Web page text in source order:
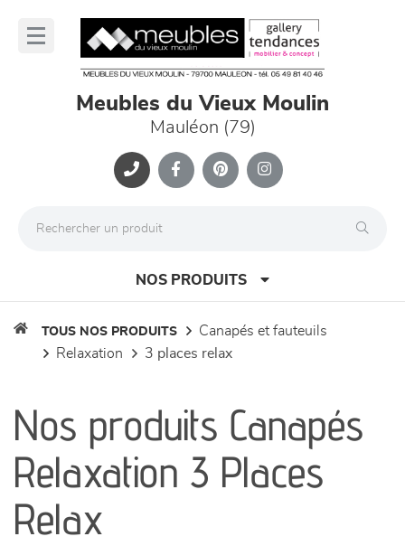
Meubles du Vieux Moulin
Mauléon (79)
NOS PRODUITS
séjours
meubles de complément
chambres et dressing
TOUS NOS PRODUITS
canapés et fauteuils
relaxation
3 places relax
Nos produits Canapés
Relaxation 3 Places
Relax